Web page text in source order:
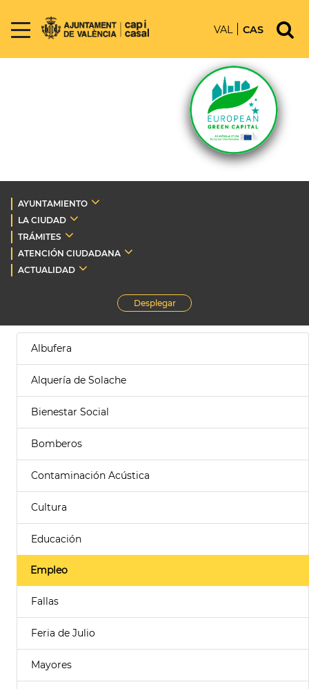
VAL CAS
AYUNTAMIENTO
LA CIUDAD
TRÁMITES
ATENCIÓN CIUDADANA
ACTUALIDAD
Desplegar
Albufera
Alquería de Solache
Bienestar Social
Bomberos
Contaminación Acústica
Cultura
Educación
Empleo
Fallas
Feria de Julio
Mayores